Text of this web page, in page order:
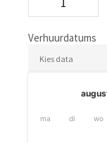
Transporter
42098
aantal
Verhuurdatums
ma di wo